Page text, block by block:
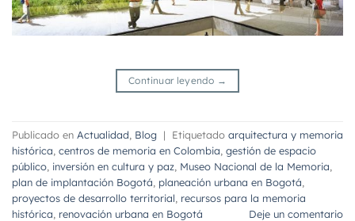
Continuar leyendo →
Publicado en Actualidad Blog | Etiquetado arquitectura y memoria
histórica centros de memoria en Colombia gestión de espacio
público inversión en cultura y paz Museo Nacional de la Memoria
plan de implantación Bogotá planeación urbana en Bogotá
proyectos de desarrollo territorial recursos para la memoria
histórica renovación urbana en Bogotá Deje un comentario